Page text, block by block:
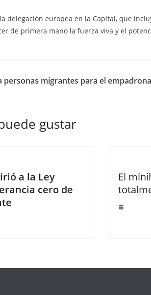
delegación europea en la Capital, que
de primera mano la fuerza viva y el
personas migrantes para el
gustar
a la Ley
cero de
El